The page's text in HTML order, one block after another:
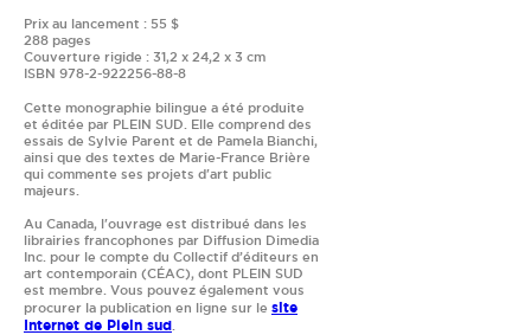
Prix au lancement : 55 $
288 pages
Couverture rigide : 31,2 x 24,2 x 3 cm
ISBN 978-2-922256-88-8
Cette monographie bilingue a été produite
et éditée par PLEIN SUD. Elle comprend des
essais de Sylvie Parent et de Pamela Bianchi,
ainsi que des textes de Marie-France Brière
qui commente ses projets d'art public
majeurs.
Au Canada, l'ouvrage est distribué dans les
librairies francophones par Diffusion Dimedia
Inc. pour le compte du Collectif d’éditeurs en
art contemporain (CÉAC), dont PLEIN SUD
est membre. Vous pouvez également vous
procurer la publication en ligne sur le site
Internet de Plein sud